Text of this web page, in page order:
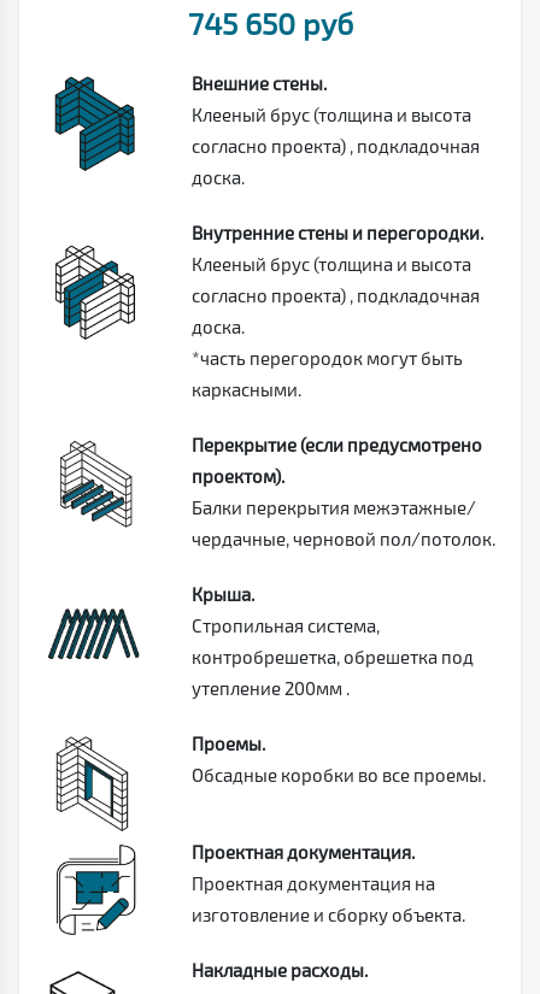
745 650 руб
Внешние стены.
Клееный брус (толщина и высота
согласно проекта) , подкладочная
доска.
Внутренние стены и перегородки.
Клееный брус (толщина и высота
согласно проекта) , подкладочная
доска.
*часть перегородок могут быть
каркасными.
Перекрытие (если предусмотрено
проектом).
Балки перекрытия межэтажные/
чердачные, черновой пол/потолок.
Крыша.
Стропильная система,
контробрешетка, обрешетка под
утепление 200мм .
Проемы.
Обсадные коробки во все проемы.
Проектная документация.
Проектная документация на
изготовление и сборку объекта.
Накладные расходы.